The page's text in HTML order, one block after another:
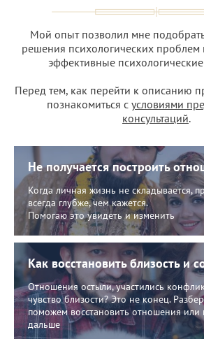
Мой опыт позволил мне
решения психологических проблем
эффективные
Перед тем, как перейти к описанию
познакомиться с условиями
консультаций.
Не получается построить
Когда личная жизнь не складывается,
всегда глубже, чем кажется.
Помогаю это увидеть и изменить
Как восстановить близость и
Отношения остыли, участились
чувство близости? Это не конец.
поможем восстановить отношения или
дальше